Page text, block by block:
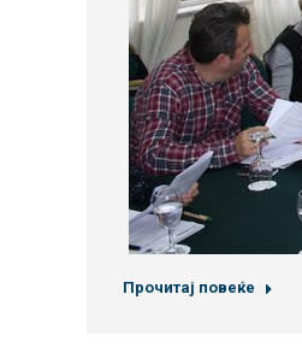
Прочитај повеќе